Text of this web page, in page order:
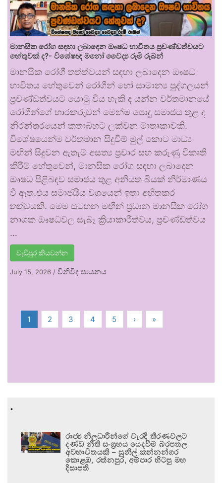
මානසික රෝග සඳහා ලබාදෙන ඖෂධ භාවිතය ප්‍රචණ්ඩත්වයට
හේතුවක් ද?- විශේෂඥ මනෝ වෛද්‍ය රූමි රූබන්
මානසික රෝගී තත්ත්වයන් සඳහා ලබාදෙන ඖෂධ
භාවිතය හේතුවෙන් රෝගීන් හෝ සාමාන්‍ය පුද්ගලයන්
ප්‍රචණ්ඩත්වයට යොමු විය හැකි ද යන්න වර්තමානයේ
රෝගීන්ගේ භාරකරුවන් මෙන්ම පොදු සමාජය තුළ ද
නිරන්තරයෙන් කතාබහට ලක්වන මාතෘකාවකි.
විශේෂයෙන්ම වර්තමාන සිදුවීම් මුල් කොට මාධ්‍ය
මඟින් සිදුවන ඇතැම් අසත්‍ය ප්‍රචාර සහ කරුණු විකෘති
කිරීම් හේතුවෙන්, මානසික රෝග සඳහා ලබාදෙන
ඖෂධ පිළිබඳව සමාජය තුළ අනියත බියක් නිර්මාණය
වී ඇත.එය සමාජයීය වශයෙන් ඉතා අහිතකර
තත්වයකි. මෙම සටහන මඟින් ප්‍රධාන මානසික රෝග
නාශක ඖෂධවල සැබෑ ක්‍රියාකාරීත්වය, ප්‍රචණ්ඩත්වය
…
වැඩිපුර කියවන්න
July 15, 2026 / විනිවිද සායනය
1 2 3 4 5 › »
.
රාජ්‍ය නිලධාරීන්ගේ වැරදි තීරණවලට
දණ්ඩ නීති සංග්‍රහය යෙදවීම බරපතල
අවභාවිතයකි – සුනිල් කන්නන්ගර
කොළඹ, රත්නපුර, අම්පාර හිටපු මහ
දිසාපති